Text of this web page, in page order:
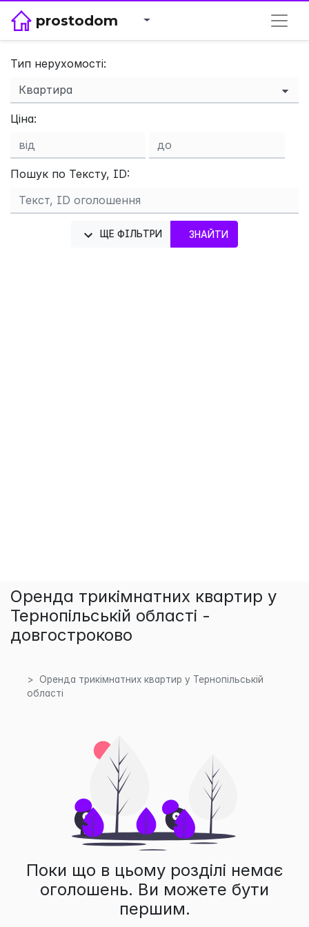
prostodom
Тип нерухомості:
Ціна:
Пошук по Тексту, ID:
ЩЕ ФІЛЬТРИ ЗНАЙТИ
Оренда трикімнатних квартир у
Тернопільській області -
довгостроково
Оренда трикімнатних квартир у Тернопільській
області
Поки що в цьому розділі немає
оголошень. Ви можете бути
першим.